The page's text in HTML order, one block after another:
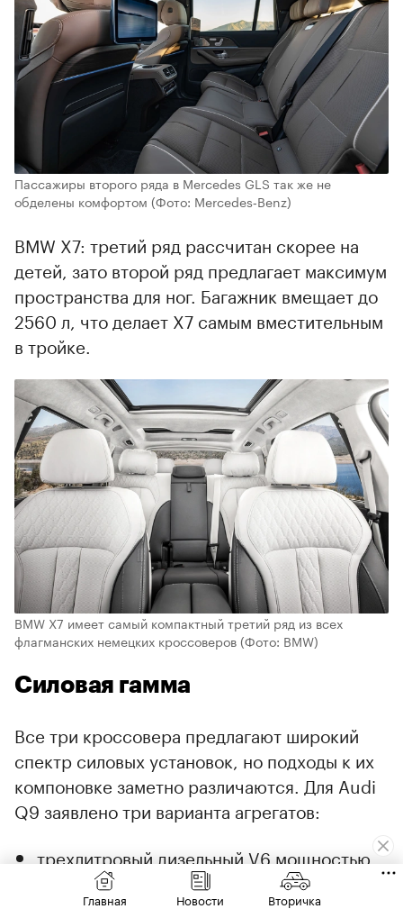
Пассажиры второго ряда в Mercedes GLS так же не
обделены комфортом (Фото: Mercedes‑Benz)
BMW X7: третий ряд рассчитан скорее на
детей, зато второй ряд предлагает максимум
пространства для ног. Багажник вмещает до
2560 л, что делает X7 самым вместительным
в тройке.
BMW X7 имеет самый компактный третий ряд из всех
флагманских немецких кроссоверов(Фото: BMW)
Силовая гамма
Все три кроссовера предлагают широкий
спектр силовых установок, но подходы к их
компоновке заметно различаются. Для Audi
Q9 заявлено три варианта агрегатов:
трехлитровый дизельный V6 мощностью
299 л.с., дополненный мягкой гибридной
системой и электрическими
Главная Новости Вторичка